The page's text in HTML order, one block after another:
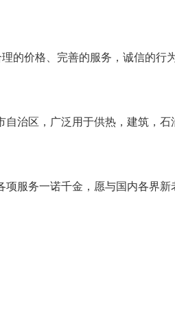
的价格、完善的服务，诚信的行
治区，广泛用于供热，建筑，石
服务一诺千金，愿与国内各界新